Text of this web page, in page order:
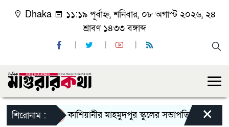
Dhaka
১১:১৯ পূর্বাহ্ন, শনিবার, ০৮ অগাস্ট ২০২৬, ২৪
শ্রাবণ ১৪৩৩ বঙ্গাব্দ
শিরোনাম : কাশিয়ানীর মাহমুদপুর স্কুলের সভাপতি হলেন গোবিন্দ
×